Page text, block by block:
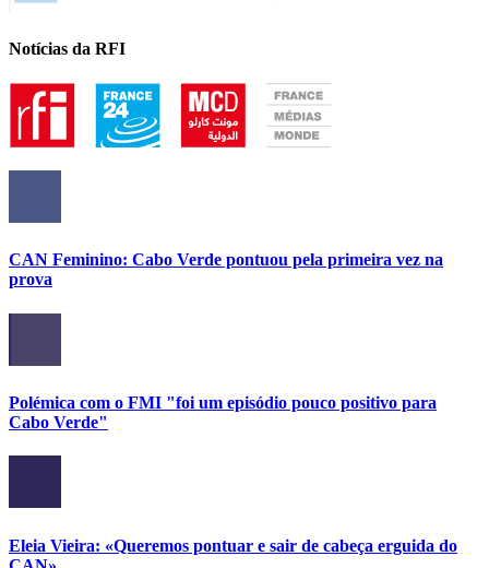
Notícias da RFI
CAN Feminino: Cabo Verde pontuou pela primeira vez na
prova
Polémica com o FMI "foi um episódio pouco positivo para
Cabo Verde"
Eleia Vieira: «Queremos pontuar e sair de cabeça erguida do